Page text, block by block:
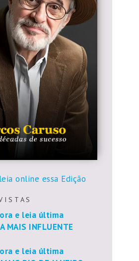
online essa Edição
S T A S
e leia última
MAIS INFLUENTE
e leia última